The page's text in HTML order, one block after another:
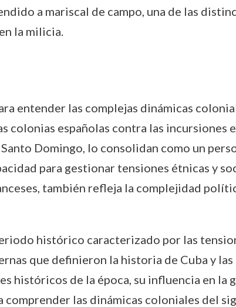
a mariscal de campo, una de las
la milicia.
entender las complejas dinámicas
colonias españolas contra las incursiones
Domingo, lo consolidan como un
para gestionar tensiones étnicas y
también refleja la complejidad
histórico caracterizado por las
que definieron la historia de Cuba y las
históricos de la época, su influencia en la
las dinámicas coloniales del